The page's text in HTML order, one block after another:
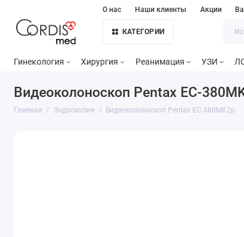
О нас Наши клиенты Акции
КАТЕГОРИИ
Гинекология Хирургия Реанимация УЗИ
Видеоколоноскоп Pentax EC-
Главная Эндоскопия Видеоколоноскоп Pentax EC-380MK2p